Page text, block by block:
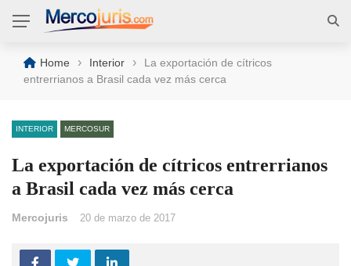
Home › Interior ›
La exportación de cítricos
entrerrianos a Brasil cada vez más cerca
INTERIOR MERCOSUR
La exportación de cítricos entrerrianos
a Brasil cada vez más cerca
Mercojuris 20 de marzo de 2017